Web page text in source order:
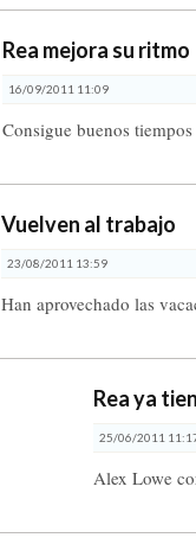
Rea mejora su ritmo
16/09/2011 11:09
Consigue buenos
Vuelven al trabajo
23/08/2011 13:59
Han aprovechado las
Rea ya
25/06/2011
Alex Lowe